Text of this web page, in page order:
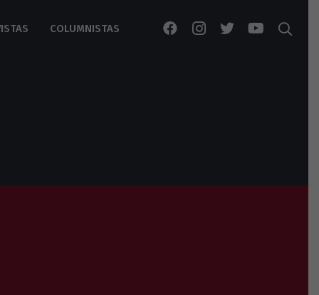
COLUMNISTAS